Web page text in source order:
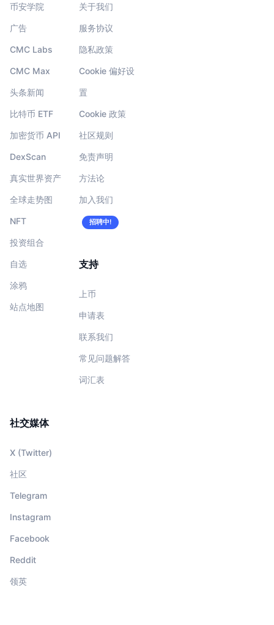
币安学院
广告
CMC Labs
CMC Max
头条新闻
比特币 ETF
加密货币 API
DexScan
真实世界资产
全球走势图
NFT
投资组合
自选
涂鸦
站点地图
关于我们
服务协议
隐私政策
Cookie 偏好设
置
Cookie 政策
社区规则
免责声明
方法论
加入我们
招聘中!
支持
上币
申请表
联系我们
常见问题解答
词汇表
社交媒体
X (Twitter)
社区
Telegram
Instagram
Facebook
Reddit
领英